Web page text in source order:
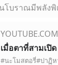
YOUTUBE.COM